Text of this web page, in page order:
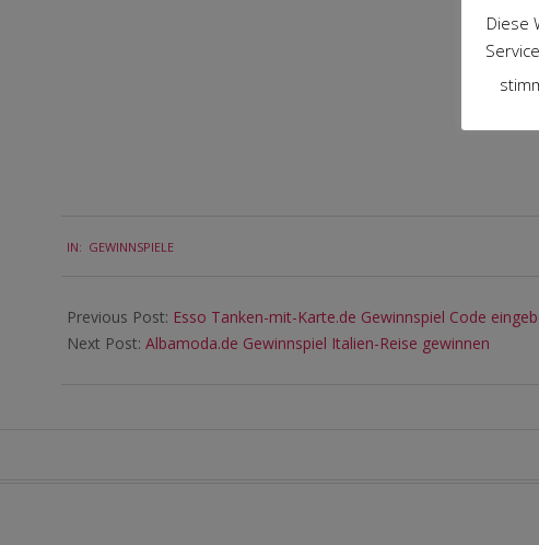
10-
IN: GEWINNSPIELE
Previous Post: Esso Tanken-mit-Karte.de Gewinnspiel Code
Next Post: Albamoda.de Gewinnspiel Italien-Reise gewinnen
Diese